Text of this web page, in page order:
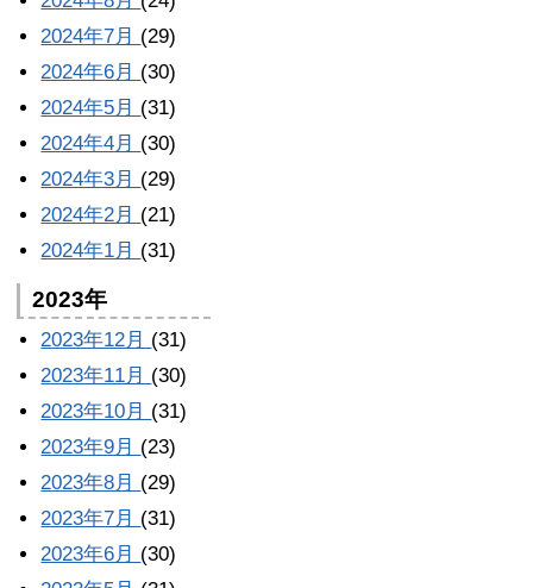
2024年7月 (29)
2024年6月 (30)
2024年5月 (31)
2024年4月 (30)
2024年3月 (29)
2024年2月 (21)
2024年1月 (31)
2023年
2023年12月 (31)
2023年11月 (30)
2023年10月 (31)
2023年9月 (23)
2023年8月 (29)
2023年7月 (31)
2023年6月 (30)